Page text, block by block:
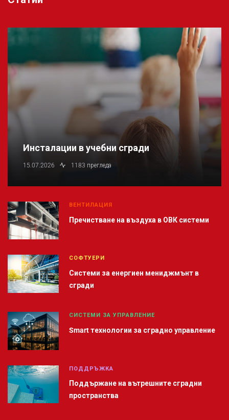
Инсталации в учебни сгради
15.07.2026 1183 прегледа
ВЕНТИЛАЦИЯ
Пречистване на въздуха в ОВК системи
СОФТУЕРИ
Системи за енергиен мениджмънт в
сгради
СИСТЕМИ ЗА УПРАВЛЕНИЕ
Smart технологии за сградно управление
ПОДДРЪЖКА
Поддържане на вътрешните сградни
пространства